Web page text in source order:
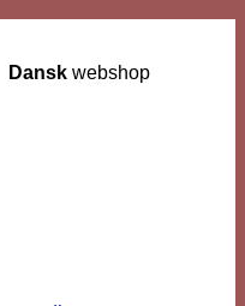
Dansk webshop